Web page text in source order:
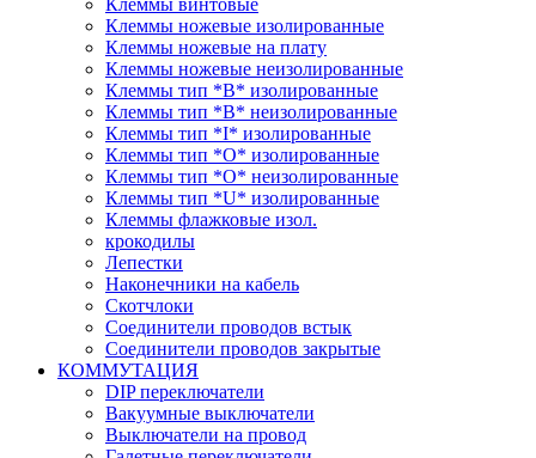
Клеммы ножевые изолированные
Клеммы ножевые на плату
Клеммы ножевые неизолированные
Клеммы тип *B* изолированные
Клеммы тип *B* неизолированные
Клеммы тип *I* изолированные
Клеммы тип *O* изолированные
Клеммы тип *O* неизолированные
Клеммы тип *U* изолированные
Клеммы флажковые изол.
крокодилы
Лепестки
Наконечники на кабель
Скотчлоки
Соединители проводов встык
Соединители проводов закрытые
КОММУТАЦИЯ
DIP переключатели
Вакуумные выключатели
Выключатели на провод